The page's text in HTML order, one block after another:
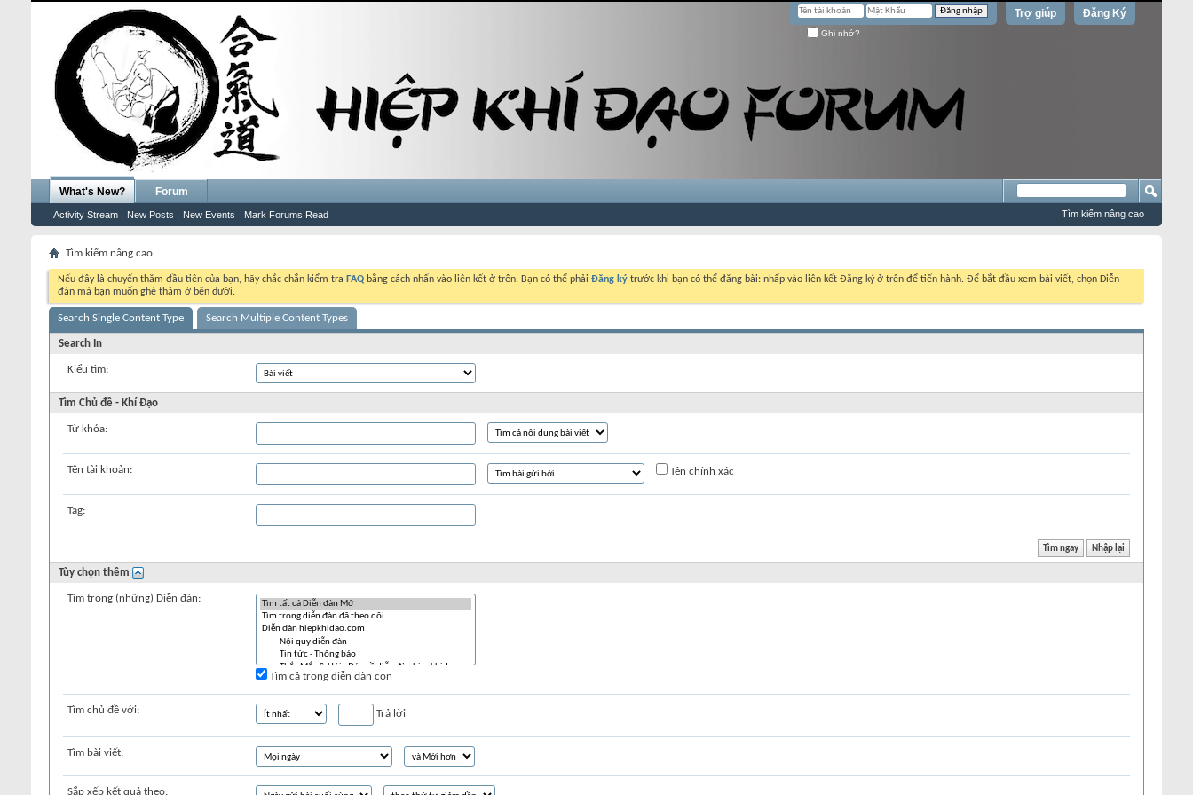
Đăng Ký
Trợ giúp
Ghi nhớ?
What's New?
Activity Stream New Posts New Events Mark Forums Read
Forum
Tìm kiếm nâng cao
Tìm kiếm nâng cao
Nếu đây là chuyến thăm đầu tiên của bạn, hãy chắc chắn kiểm tra FAQ bằng cách nhấn vào liên kết ở trên. Bạn có thể phải Đăng ký trước khi bạn có thể đăng bài: nhấp vào liên kết Đăng ký ở trên để tiến hành. Để bắt đầu xem bài viết, chọn Diễn
đàn mà bạn muốn ghé thăm ở bên dưới.
Search Single Content Type Search Multiple Content Types
Search In
Kiểu tìm:
Tìm Chủ đề - Khí Đạo
Từ khóa:
Tên tài khoản: Tên chính xác
Tag:
Tùy chọn thêm
Tìm trong (những) Diễn đàn:
Tìm cả trong diễn đàn con
Tìm chủ đề với: Trả lời
Tìm bài viết:
Sắp xếp kết quả theo: